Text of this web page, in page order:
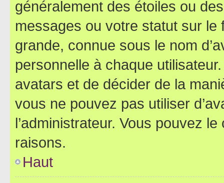
généralement des étoiles ou
messages ou votre statut sur
grande, connue sous le nom
personnelle à chaque utilisateur.
avatars et de décider de la
vous ne pouvez pas utiliser
l’administrateur. Vous pouvez
raisons.
Haut